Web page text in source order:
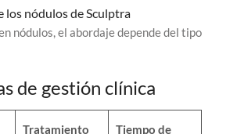
los nódulos de Sculptra
nódulos, el abordaje depende del tipo
de gestión clínica
Tratamiento
Tiempo de